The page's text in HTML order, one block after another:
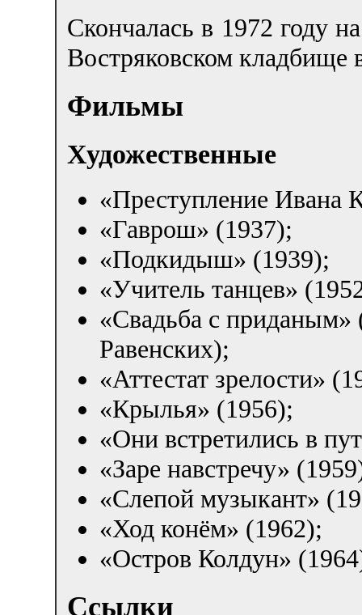
Скончалась в 1972 году
Востряковском кладбище
Фильмы
Художественные
«Преступление Ивана
«Гаврош» (1937);
«Подкидыш» (1939);
«Учитель танцев»
«Свадьба с приданым»
Равенских);
«Аттестат зрелости»
«Крылья» (1956);
«Они встретились в
«Заре навстречу»
«Слепой музыкант»
«Ход конём» (1962);
«Остров Колдун»
Ссылки